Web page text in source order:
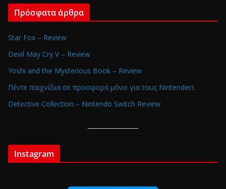
Πρόσφατα άρθρα
Star Fox – Review
Devil May Cry V – Review
Yoshi and the Mysterious Book – Review
Πέντε παιχνίδια σε προσφορά μόνο για τους Nintenders
Detective Collection – Nintendo Switch Review
Instagram